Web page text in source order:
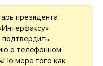
президента
о телефонном
мере того как